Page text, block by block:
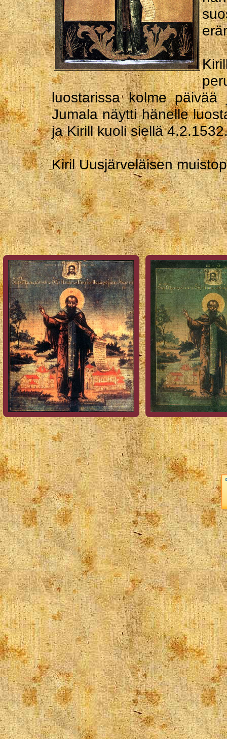
luostarissa kolme
Jumala näytti hänelle
ja Kirill kuoli siellä
Kiril Uusjärveläisen